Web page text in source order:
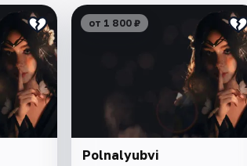
от 1 800 ₽
Polnalyubvi